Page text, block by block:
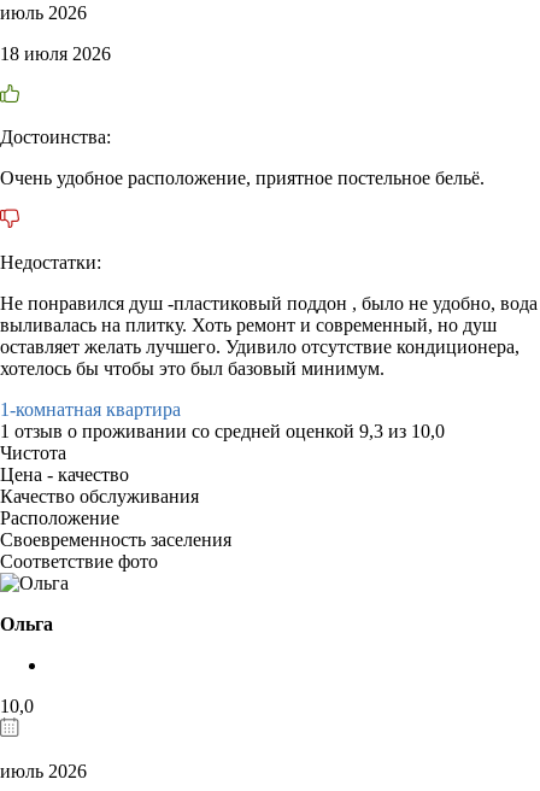
июль 2026
18 июля 2026
Достоинства:
Очень удобное расположение, приятное постельное бельё.
Недостатки:
Не понравился душ -пластиковый поддон , было не удобно, вода
выливалась на плитку. Хоть ремонт и современный, но душ
оставляет желать лучшего. Удивило отсутствие кондиционера,
хотелось бы чтобы это был базовый минимум.
1-комнатная квартира
1 отзыв о проживании со средней оценкой 9,3 из 10,0
Чистота
Цена - качество
Качество обслуживания
Расположение
Своевременность заселения
Соответствие фото
Ольга
10,0
июль 2026